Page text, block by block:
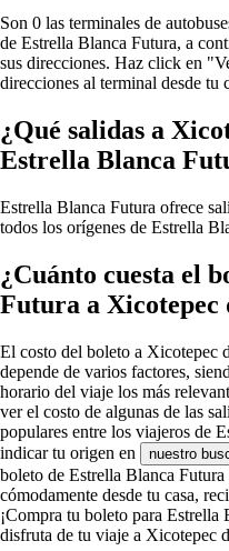
Son 0 las terminales de
de Estrella Blanca Futura, a
sus direcciones. Haz click en
direcciones al terminal desde tu
¿Qué salidas a
Estrella Blanca
Estrella Blanca Futura ofrece
todos los orígenes de Estrella
¿Cuánto cuesta el
Futura a Xicotepec
El costo del boleto a Xicotepec
depende de varios factores,
horario del viaje los más
ver el costo de algunas de las
populares entre los viajeros de
indicar tu origen en
nuestro
boleto de Estrella Blanca
cómodamente desde tu casa,
¡Compra tu boleto para Estrella
disfruta de tu viaje a Xicotepec